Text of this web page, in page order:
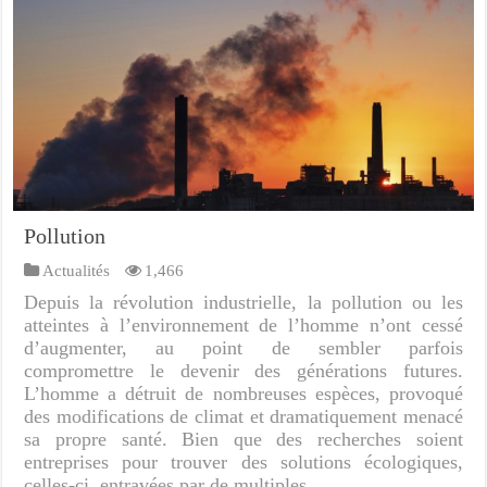
Pollution
Actualités 1,466
Depuis la révolution industrielle, la pollution ou les
atteintes à l’environnement de l’homme n’ont cessé
d’augmenter, au point de sembler parfois
compromettre le devenir des générations futures.
L’homme a détruit de nombreuses espèces, provoqué
des modifications de climat et dramatiquement menacé
sa propre santé. Bien que des recherches soient
entreprises pour trouver des solutions écologiques,